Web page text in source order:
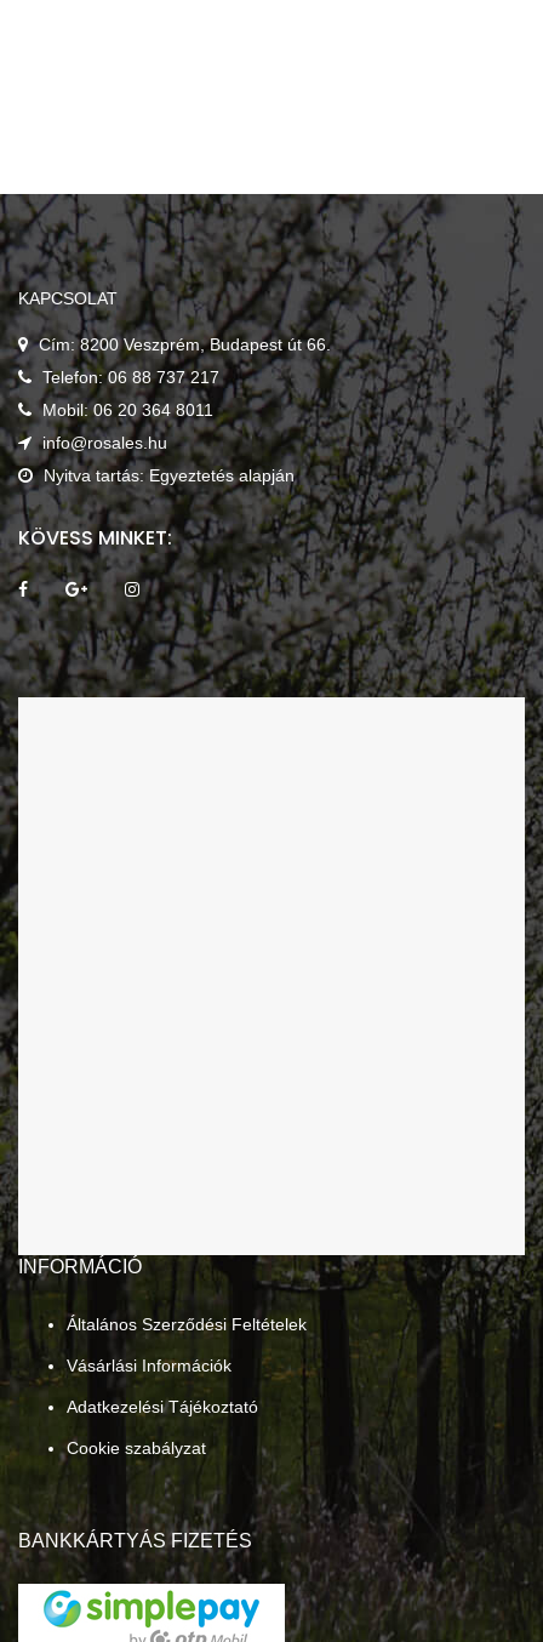
KAPCSOLAT
Cím: 8200 Veszprém, Budapest út 66.
Telefon: 06 88 737 217
Mobil: 06 20 364 8011
info@rosales.hu
Nyitva tartás: Egyeztetés alapján
KÖVESS MINKET:
INFORMÁCIÓ
Általános Szerződési Feltételek
Vásárlási Információk
Adatkezelési Tájékoztató
Cookie szabályzat
BANKKÁRTYÁS FIZETÉS